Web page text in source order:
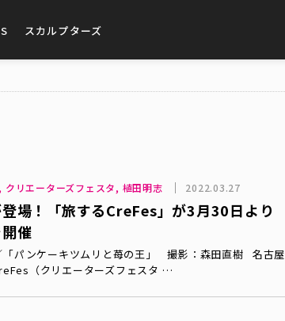
スカルプターズ
リエーターズフェスタ, 植田明志 2022.03.27
場！「旅するCreFes」が3月30日より
催
「パンケーキツムリと苺の王」 撮影：森田直樹 名古屋
（クリエーターズフェスタ …